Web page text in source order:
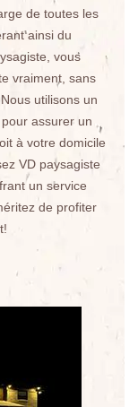
de toutes les
ainsi du
vous
vraiment, sans
utilisons un
assurer un
à votre domicile
VD paysagiste
un service
de profiter